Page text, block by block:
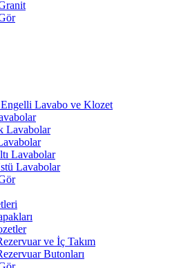
Lavabo ve Klozet
Lavabolar
Lavabolar
Lavabolar
ve İç Takım
Butonları